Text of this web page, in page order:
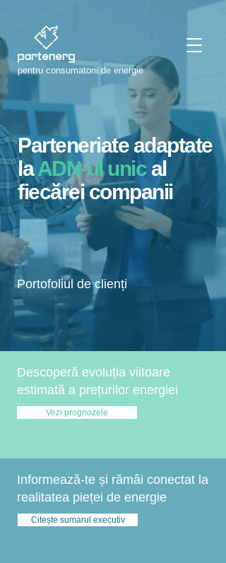
pentru consumatorii de energie
pentru consumatorii de energie
Parteneriate adaptate
laADN-ul unical
fiecărei companii
Portofoliul de clienți
Descoperă evoluția viitoare
estimată a prețurilor energiei
Vezi prognozele
Informează-te și rămâi conectat la
realitatea pieței de energie
Citește sumarul executiv